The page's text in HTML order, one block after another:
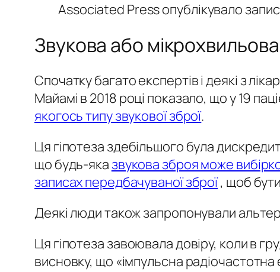
Associated Press опублікувало запис
Звукова або
Спочатку багато експертів і деякі з
Майамі в 2018 році показало, що у 19
якогось типу звукової зброї.
Ця гіпотеза здебільшого була
що будь-яказвукова зброя може
записах передбачуваної зброї, щоб бути
Деякі люди також запропонували
Ця гіпотеза завоювала довіру, коли в
висновку, що «імпульсна радіочастотна